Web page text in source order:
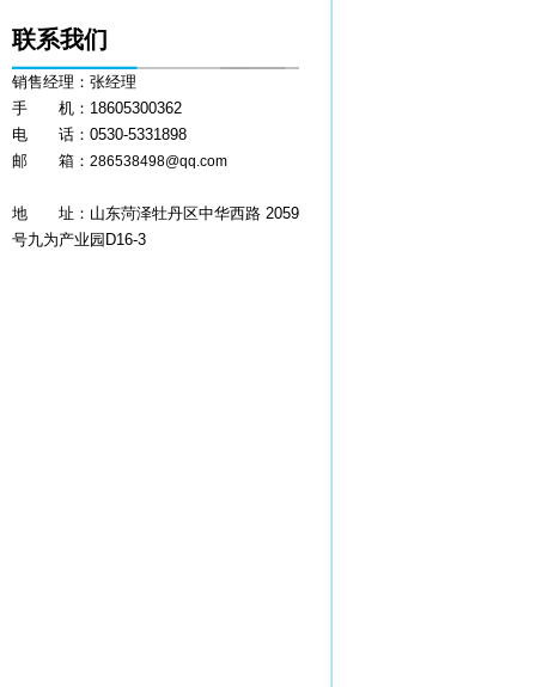
联系我们
销售经理：张经理
手 机：18605300362
电 话：0530-5331898
邮 箱： 286538498@qq.com
地 址：山东菏泽牡丹区中华西路 2059
号九为产业园D16-3